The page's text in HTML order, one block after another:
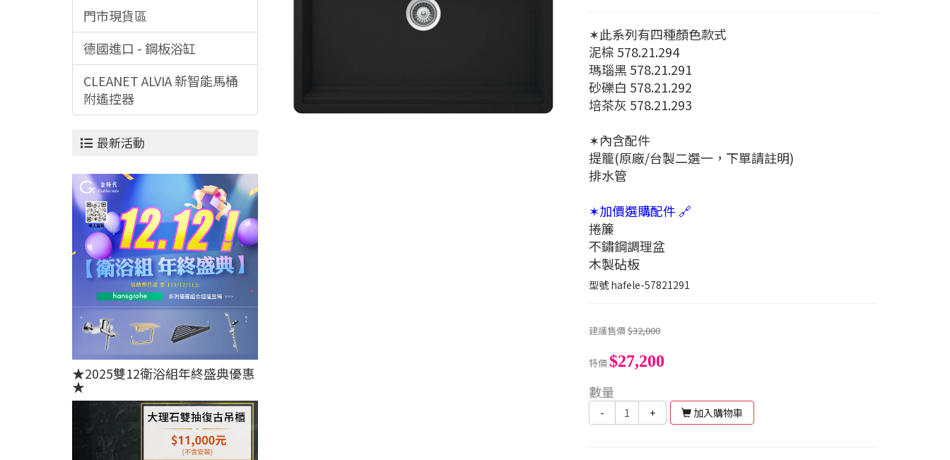
門市現貨區
德國進口 - 鋼板浴缸
CLEANET ALVIA 新智能馬桶
附遙控器
最新活動
★2025雙12衛浴組年終盛典優惠
★
✶此系列有四種顏色款式
泥棕 578.21.294
瑪瑙黑 578.21.291
砂礫白 578.21.292
培茶灰 578.21.293
✶內含配件
提籠(原廠/台製二選一，下單請註明)
排水管
✶加價選購配件 🔗
捲簾
不鏽鋼調理盆
木製砧板
型號hafele-57821291
建議售價$32,000
特價$27,200
數量
- + 加入購物車